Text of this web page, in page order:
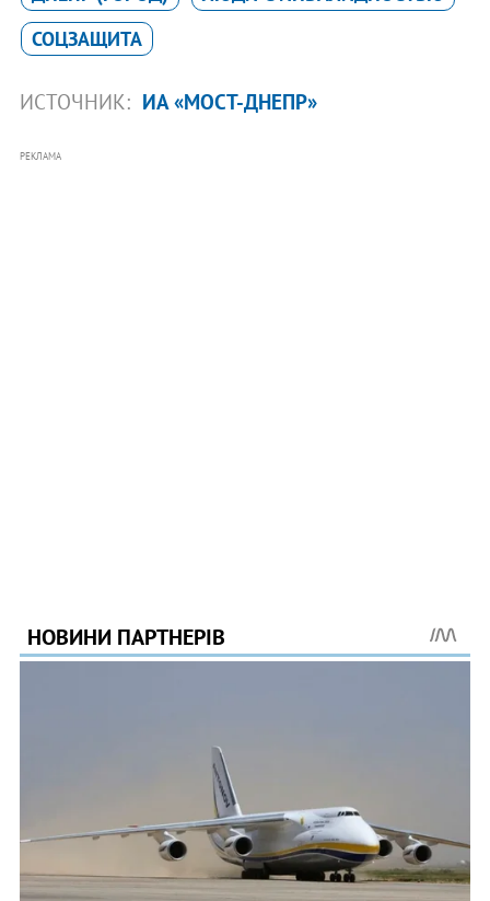
СОЦЗАЩИТА
ИСТОЧНИК: ИА «МОСТ-ДНЕПР»
РЕКЛАМА